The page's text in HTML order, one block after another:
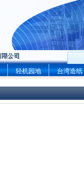
轻机园地 台湾造纸